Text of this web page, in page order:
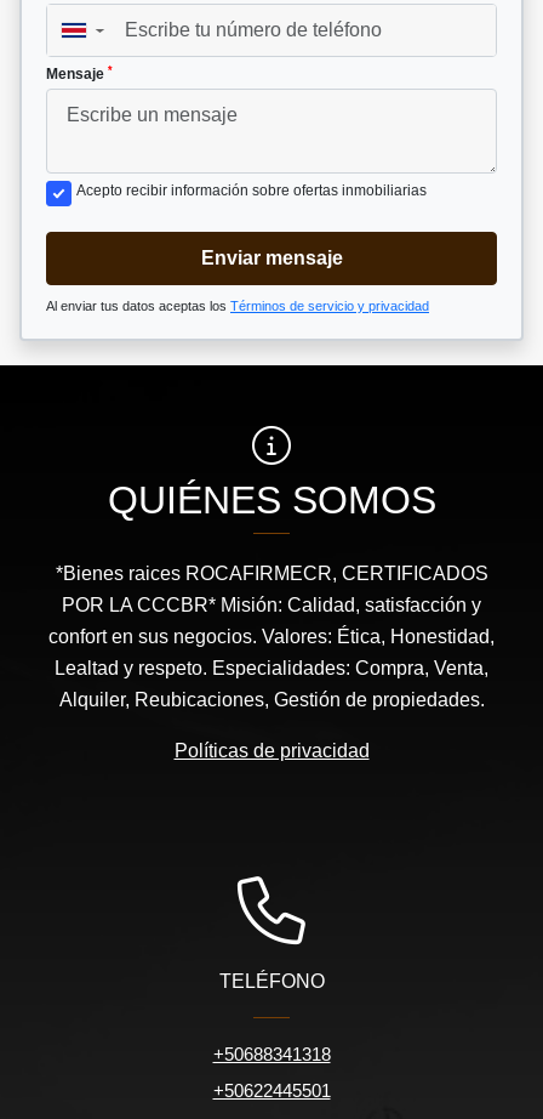
▼
Mensaje *
Acepto recibir información sobre ofertas inmobiliarias
Enviar mensaje
Al enviar tus datos aceptas los Términos de servicio y privacidad
QUIÉNES SOMOS
*Bienes raices ROCAFIRMECR, CERTIFICADOS
POR LA CCCBR* Misión: Calidad, satisfacción y
confort en sus negocios. Valores: Ética, Honestidad,
Lealtad y respeto. Especialidades: Compra, Venta,
Alquiler, Reubicaciones, Gestión de propiedades.
Políticas de privacidad
TELÉFONO
+50688341318
+50622445501